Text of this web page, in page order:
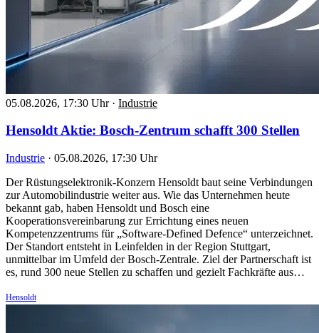
05.08.2026, 17:30 Uhr · Industrie
Hensoldt Aktie: Bosch-Zentrum schafft 300 Stellen
Industrie · 05.08.2026, 17:30 Uhr
Der Rüstungselektronik-Konzern Hensoldt baut seine Verbindungen
zur Automobilindustrie weiter aus. Wie das Unternehmen heute
bekannt gab, haben Hensoldt und Bosch eine
Kooperationsvereinbarung zur Errichtung eines neuen
Kompetenzzentrums für „Software-Defined Defence“ unterzeichnet.
Der Standort entsteht in Leinfelden in der Region Stuttgart,
unmittelbar im Umfeld der Bosch-Zentrale. Ziel der Partnerschaft ist
es, rund 300 neue Stellen zu schaffen und gezielt Fachkräfte aus…
Hensoldt